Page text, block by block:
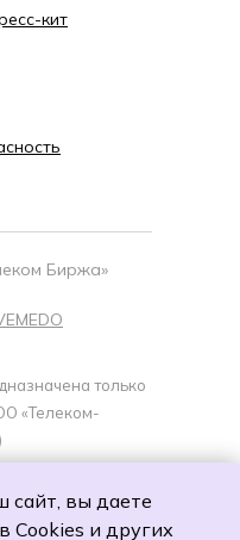
кит
Биржа»
только
«Телеком-
данных
сайт, вы даете
Cookies и других